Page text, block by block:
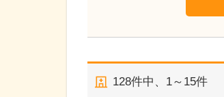
128件中、 1～15件